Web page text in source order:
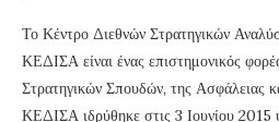
Το Κέντρο Διεθνών Στρατηγικών
ΚΕΔΙΣΑ είναι ένας επιστημονικός
Στρατηγικών Σπουδών, της Ασφάλειας
ΚΕΔΙΣΑ ιδρύθηκε στις 3 Ιουνίου 2015